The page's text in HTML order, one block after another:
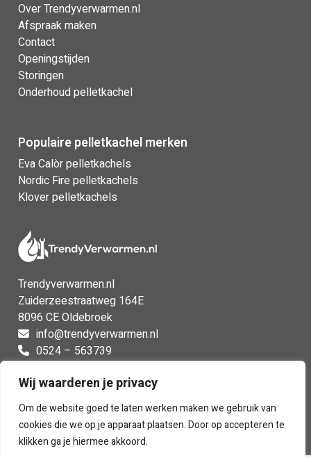
Wij waarderen je privacy
Om de website goed te laten werken maken we gebruik van
cookies die we op je apparaat plaatsen. Door op accepteren te
klikken ga je hiermee akkoord.
Over Trendyverwarmen.nl
Afspraak maken
Contact
Openingstijden
Storingen
Onderhoud pelletkachel
Populaire pelletkachel merken
Eva Calòr pelletkachels
Nordic Fire pelletkachels
Klover pelletkachels
Trendyverwarmen.nl
Zuiderzeestraatweg 164E
8096 CE Oldebroek
info@trendyverwarmen.nl
0524 – 563739
Facebook
Instagram